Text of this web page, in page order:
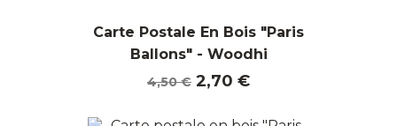
Carte Postale En Bois "Paris
Ballons" - Woodhi
Prix
4,50 € Prix
2,70 €